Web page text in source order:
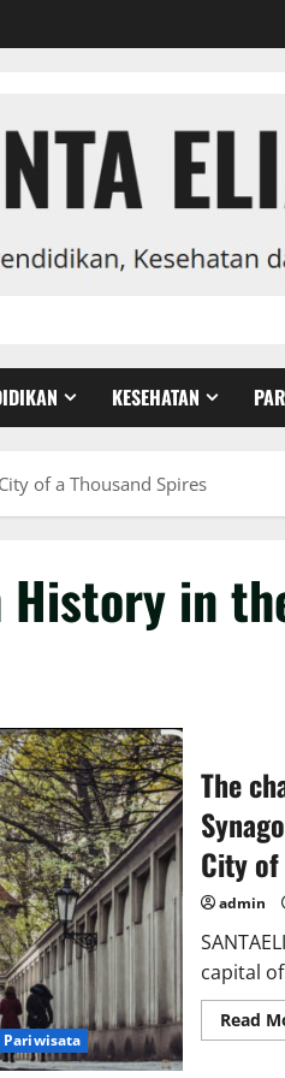
KESEHATAN
of a Thousand Spires
History in
Pariwisata
The
City of
admin
capital
Read